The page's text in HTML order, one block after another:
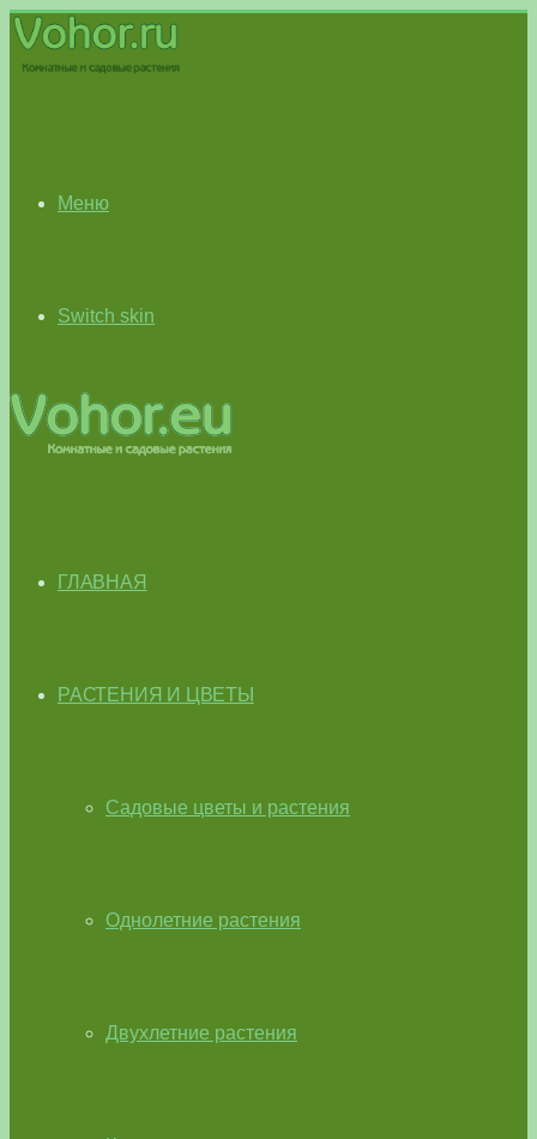
Меню
Switch skin
ГЛАВНАЯ
РАСТЕНИЯ И ЦВЕТЫ
Садовые цветы и растения
Однолетние растения
Двухлетние растения